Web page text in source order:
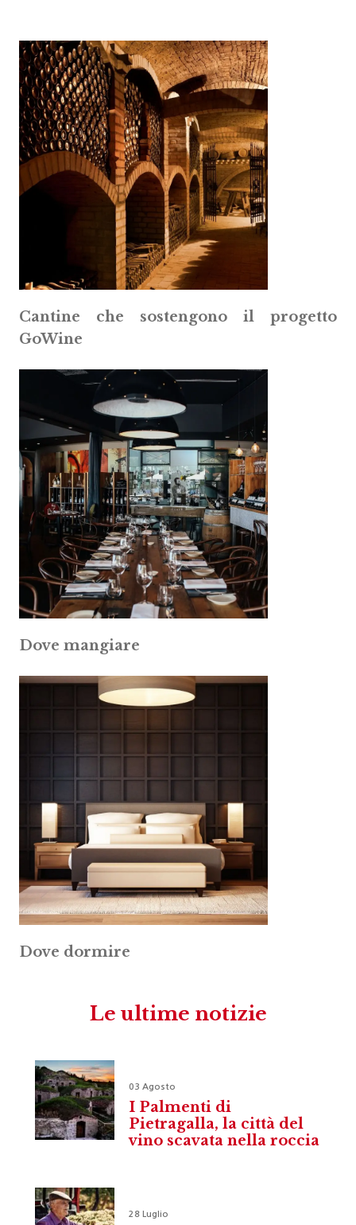
Cantine che sostengono il progetto
GoWine
Dove mangiare
Dove dormire
Le ultime notizie
03 Agosto
I Palmenti di
Pietragalla, la città del
vino scavata nella roccia
28 Luglio